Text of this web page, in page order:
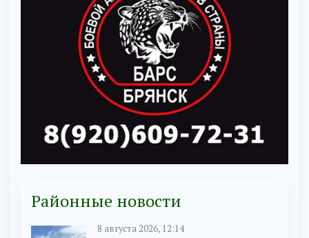
Районные новости
8 августа 2026, 12:14